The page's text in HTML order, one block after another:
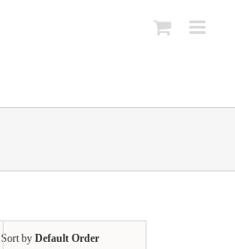
Sort by Default Order